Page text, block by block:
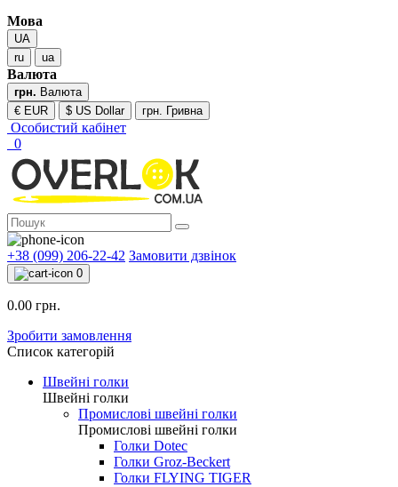
Мова
UA
ru
ua
Валюта
грн. Валюта
€ EUR
$ US Dollar грн. Гривна
Особистий кабінет
0
+38 (099) 206-22-42 Замовити дзвінок
0
0.00 грн.
Зробити замовлення
Список категорій
Швейні голки
Швейні голки
Промислові швейні голки
Промислові швейні голки
Голки Dotec
Голки Groz-Beckert
Голки FLYING TIGER